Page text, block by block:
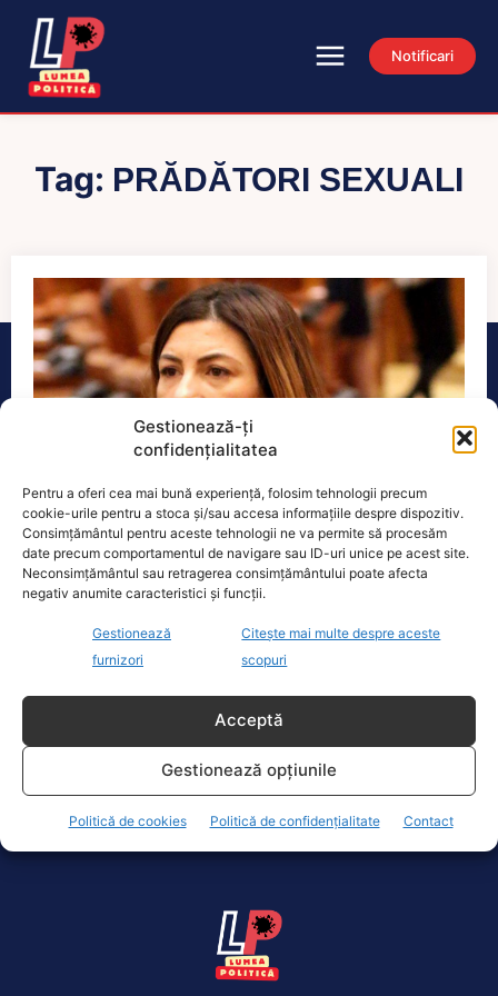
Gestionează-ți
confidențialitatea
Pentru a oferi cea mai bună experiență, folosim tehnologii precum
cookie-urile pentru a stoca și/sau accesa informațiile despre dispozitiv.
Consimțământul pentru aceste tehnologii ne va permite să procesăm
date precum comportamentul de navigare sau ID-uri unice pe acest site.
Neconsimțământul sau retragerea consimțământului poate afecta
negativ anumite caracteristici și funcții.
Gestionează
furnizori
Citește mai multe despre aceste
scopuri
Acceptă
Gestionează opțiunile
Politică de cookies Politică de confidențialitate Contact
Notificari
Tag: PRĂDĂTORI SEXUALI
sexuale. Sunt vizate mai ales victimele
minore iar făptașii nu vor mai primi pedepse
Înăsprirea pedepselor în cazul infracțiunilor sexuale
a fost decisă marți la Camera Deputaților prin
adoptarea proiectului de lege al...